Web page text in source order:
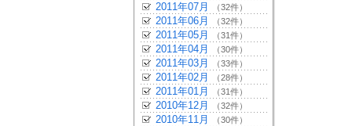
2011年07月 （32件）
2011年06月 （32件）
2011年05月 （31件）
2011年04月 （30件）
2011年03月 （33件）
2011年02月 （28件）
2011年01月 （31件）
2010年12月 （32件）
2010年11月 （30件）